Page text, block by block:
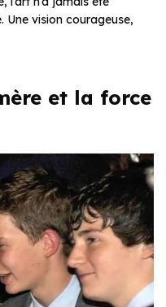
Une vision courageuse,
et la force